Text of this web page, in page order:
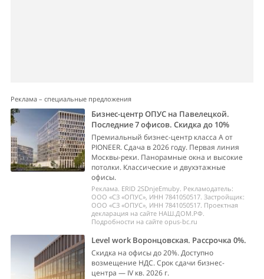
Реклама – специальные предложения
Бизнес-центр ОПУС на Павелецкой.
Последние 7 офисов. Скидка до 10%
Премиальный бизнес-центр класса А от
PIONEER. Сдача в 2026 году. Первая линия
Москвы-реки. Панорамные окна и высокие
потолки. Классические и двухэтажные
офисы.
Реклама. ERID 2SDnjeEmuby. Рекламодатель:
ООО «СЗ «ОПУС», ИНН 7841050517. Застройщик:
ООО «СЗ «ОПУС», ИНН 7841050517. Проектная
декларация на сайте НАШ.ДОМ.РФ.
Подробности на сайте opus-bc.ru
Level work Воронцовская. Рассрочка 0%.
Скидка на офисы до 20%. Доступно
возмещение НДС. Срок сдачи бизнес-
центра — IV кв. 2026 г.